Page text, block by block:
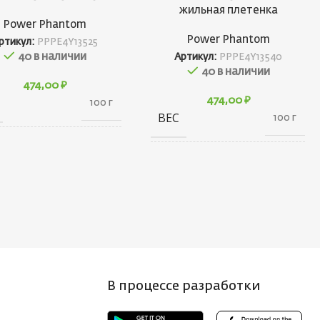
Power Phantom
PPPE4Y13525
40 в наличии
474,00 ₽
100 г
жильная плетенка
Power Phantom
Артикул: PPPE4Y13540
40 в наличии
474,00 ₽
ВЕС 100 г
ТОЛЩИНА, ММ 0.3
В процессе разработки